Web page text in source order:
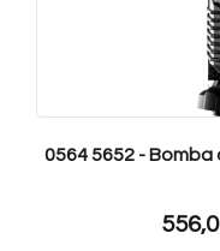
0564 5652 -